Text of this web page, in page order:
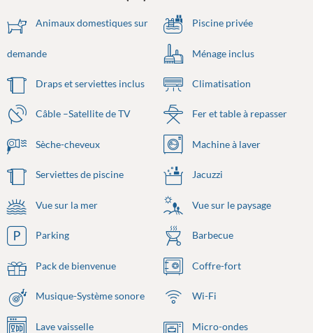
Animaux domestiques sur
demande
Piscine privée
Ménage inclus
Draps et serviettes inclus Climatisation
Câble –Satellite de TV Fer et table à repasser
Sèche-cheveux Machine à laver
Serviettes de piscine Jacuzzi
Vue sur la mer Vue sur le paysage
Parking Barbecue
Pack de bienvenue Coffre-fort
Musique-Système sonore Wi-Fi
Lave vaisselle Micro-ondes